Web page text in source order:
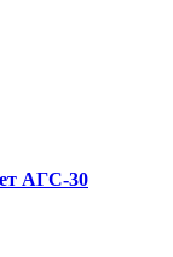
АГС-30